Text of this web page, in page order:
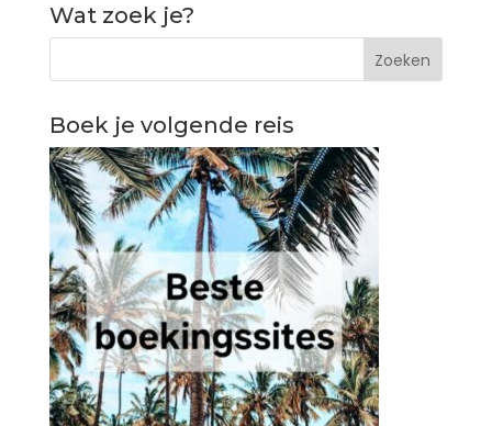
Wat zoek je?
Boek je volgende reis